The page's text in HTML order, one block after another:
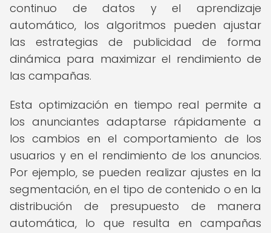
continuo de datos y el aprendizaje
automático, los algoritmos pueden ajustar
las estrategias de publicidad de forma
dinámica para maximizar el rendimiento de
las campañas.
Esta optimización en tiempo real permite a
los anunciantes adaptarse rápidamente a
los cambios en el comportamiento de los
usuarios y en el rendimiento de los anuncios.
Por ejemplo, se pueden realizar ajustes en la
segmentación, en el tipo de contenido o en la
distribución de presupuesto de manera
automática, lo que resulta en campañas